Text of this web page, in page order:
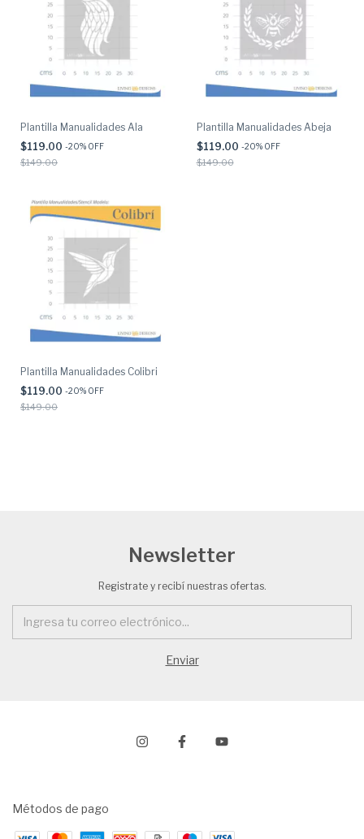
Plantilla Manualidades Ala
$119.00 -20% OFF
$149.00
Plantilla Manualidades Abeja
$119.00 -20% OFF
$149.00
Plantilla Manualidades Colibri
$119.00 -20% OFF
$149.00
Newsletter
Registrate y recibí nuestras ofertas.
Métodos de pago